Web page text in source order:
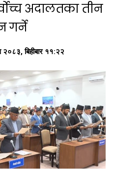
अदालतका तीन
गर्ने
२०८३, बिहीबार ११:२२